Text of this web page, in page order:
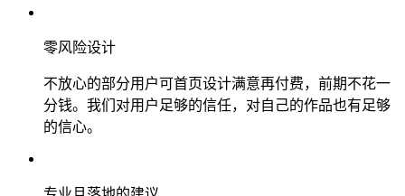
零风险设计
不放心的部分用户可首页设计满意再付费，前期不花一
分钱。我们对用户足够的信任，对自己的作品也有足够
的信心。